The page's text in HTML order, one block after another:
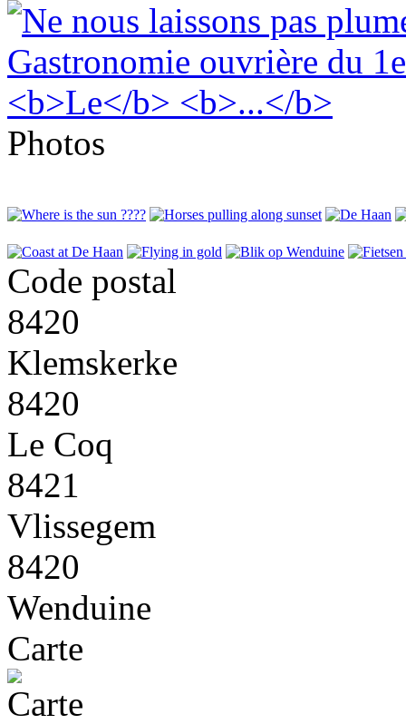
Photos
Code postal
8420
Klemskerke
8420
Le Coq
8421
Vlissegem
8420
Wenduine
Carte